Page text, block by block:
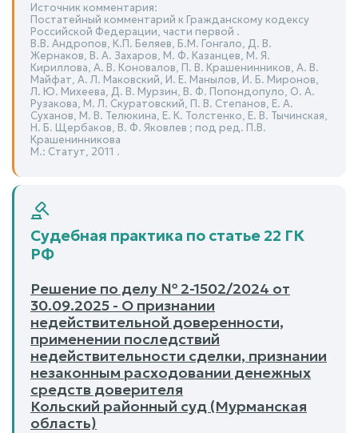
Источник комментария:
Постатейный комментарий к Гражданскому кодексу
Российской Федерации, части первой .
В.В. Андропов, К.П. Беляев, Б.М. Гонгало, Д. В.
Жернаков, В. А. Захаров, М. Ф. Казанцев, М. Я.
Кириллова, А. В. Коновалов, П. В. Крашенинников, А. В.
Майфат, А. Л. Маковский, И. Е. Манылов, И. Б. Миронов,
Л. Ю. Михеева, Д. В. Мурзин, В. Ф. Попондопуло, О. А.
Рузакова, М. Л. Скуратовский, П. В. Степанов, Е. А.
Суханов, М. В. Телюкина, Е. К. Толстенко, Е. В. Тычинская,
Н. Б. Щербаков, В. Ф. Яковлев ; под ред. П.В.
Крашенинникова
М.: Статут, 2011 .
Судебная практика по статье 22 ГК
РФ
Решение по делу № 2-1502/2024 от
30.09.2025 - О признании
недействительной доверенности,
применении последствий
недействительности сделки, признании
незаконным расходовании денежных
средств доверителя
Кольский районный суд (Мурманская
область)